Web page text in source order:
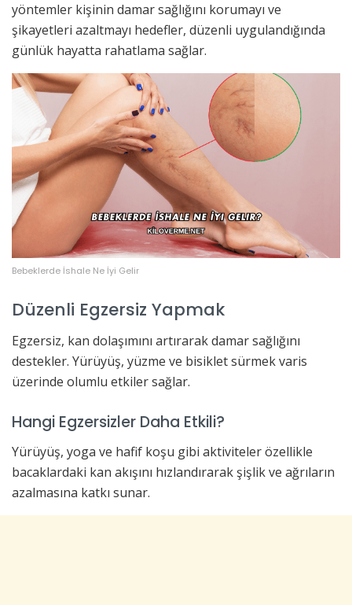
yöntemler kişinin damar sağlığını korumayı ve
şikayetleri azaltmayı hedefler, düzenli uygulandığında
günlük hayatta rahatlama sağlar.
Bebeklerde İshale Ne İyi Gelir
Düzenli Egzersiz Yapmak
Egzersiz, kan dolaşımını artırarak damar sağlığını
destekler. Yürüyüş, yüzme ve bisiklet sürmek varis
üzerinde olumlu etkiler sağlar.
Hangi Egzersizler Daha Etkili?
Yürüyüş, yoga ve hafif koşu gibi aktiviteler özellikle
bacaklardaki kan akışını hızlandırarak şişlik ve ağrıların
azalmasına katkı sunar.